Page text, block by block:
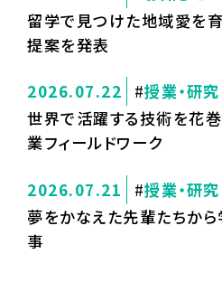
留学で見つけた地域愛を
提案を発表
2026.07.22
授業・研究
世界で活躍する技術を花
業フィールドワーク
2026.07.21
授業・研究
夢をかなえた先輩たちから
事